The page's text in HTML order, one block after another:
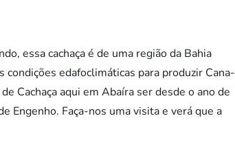
essa cachaça é de uma região da Bahia
edafoclimáticas para produzir Cana-
Cachaça aqui em Abaíra ser desde o ano de
Engenho. Faça-nos uma visita e verá que a